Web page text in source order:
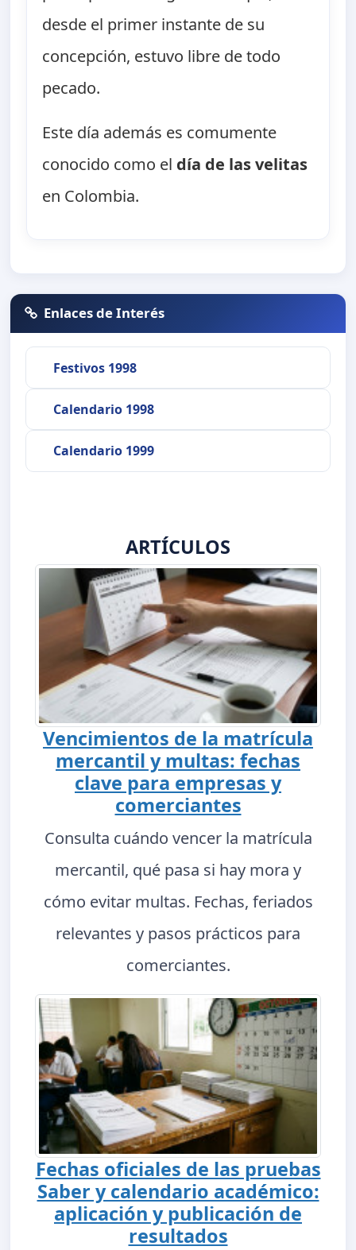
desde el primer instante de su
concepción, estuvo libre de todo
pecado.
Este día además es comumente
conocido como el día de las velitas
en Colombia.
Enlaces de Interés
Festivos 1998
Calendario 1998
Calendario 1999
ARTÍCULOS
Vencimientos de la matrícula
mercantil y multas: fechas
clave para empresas y
comerciantes
Consulta cuándo vencer la matrícula
mercantil, qué pasa si hay mora y
cómo evitar multas. Fechas, feriados
relevantes y pasos prácticos para
comerciantes.
Fechas oficiales de las pruebas
Saber y calendario académico:
aplicación y publicación de
resultados